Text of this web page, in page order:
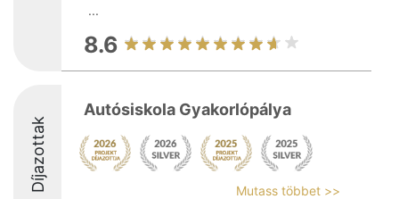
...
8.6
Díjazottak
Autósiskola Gyakorlópálya
Mutass többet >>